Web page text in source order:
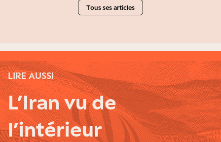
Tous ses articles
LIRE AUSSI
L’Iran vu de
l’intérieur